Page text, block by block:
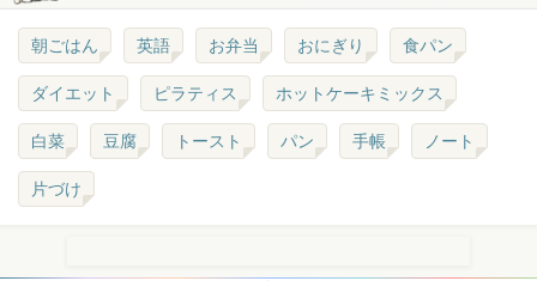
朝ごはん 英語 お弁当 おにぎり 食パン
ダイエット ピラティス ホットケーキミックス
白菜 豆腐 トースト パン 手帳 ノート
片づけ